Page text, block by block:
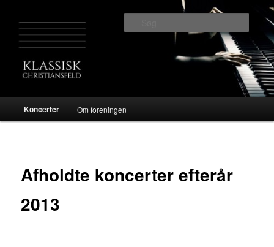
primært
indholdKlassisk Christiansfeld
Koncerter Om foreningen
Afholdte koncerter efterår
2013